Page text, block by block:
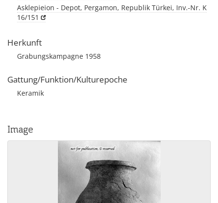
Asklepieion - Depot, Pergamon, Republik Türkei, Inv.-Nr. K
16/151
Herkunft
Grabungskampagne 1958
Gattung/Funktion/Kulturepoche
Keramik
Image